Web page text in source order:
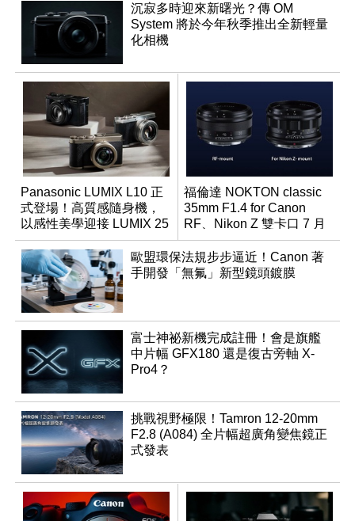
沉寂多時迎來新曙光？傳 OM
System 將於今年秋季推出全新輕量
化相機
Panasonic LUMIX L10 正
式登場！高質感隨身機，
以感性美學迎接 LUMIX 25
週年
福倫達 NOKTON classic
35mm F1.4 for Canon
RF、Nikon Z 雙卡口 7 月
同步登台
歐盟環保法規步步逼近！Canon 著
手開發「無氟」新型鏡頭鍍膜
富士神祕新機完成註冊！會是旗艦
中片幅 GFX180 還是復古旁軸 X-
Pro4？
挑戰視野極限！Tamron 12-20mm
F2.8 (A084) 全片幅超廣角變焦鏡正
式發表